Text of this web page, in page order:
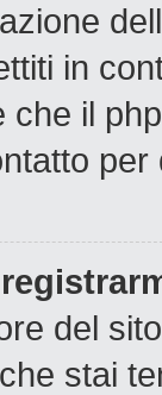
in
il
del
stai